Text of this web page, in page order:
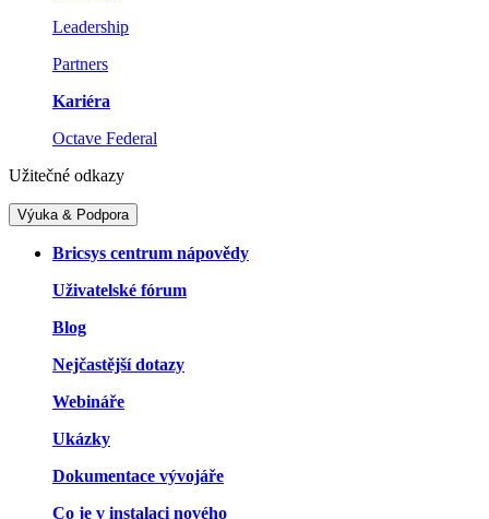
Leadership
Partners
Kariéra
Octave Federal
Užitečné odkazy
Výuka & Podpora
Bricsys centrum nápovědy
Uživatelské fórum
Blog
Nejčastější dotazy
Webináře
Ukázky
Dokumentace vývojáře
Co je v instalaci nového